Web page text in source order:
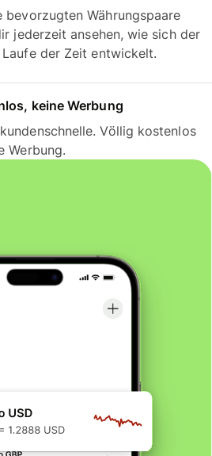
bevorzugten Währungspaare
jederzeit ansehen, wie sich der
der Zeit entwickelt.
keine Werbung
Völlig kostenlos
Werbung.